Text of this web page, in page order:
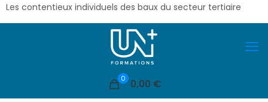
Les contentieux individuels des baux du secteur tertiaire
0 0,00 €